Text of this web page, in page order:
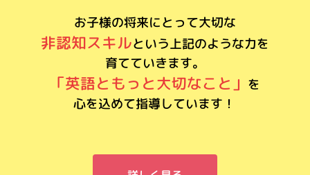
お子様の将来にとって大切な
非認知スキルという上記のような力を
育てていきます。
「英語ともっと大切なこと」 を
心を込めて指導しています！